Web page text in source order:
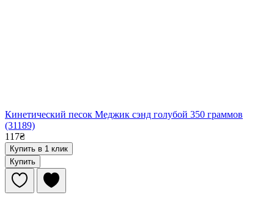
Кинетический песок Меджик сэнд голубой 350 граммов
(31189)
117₴
Купить в 1 клик
Купить